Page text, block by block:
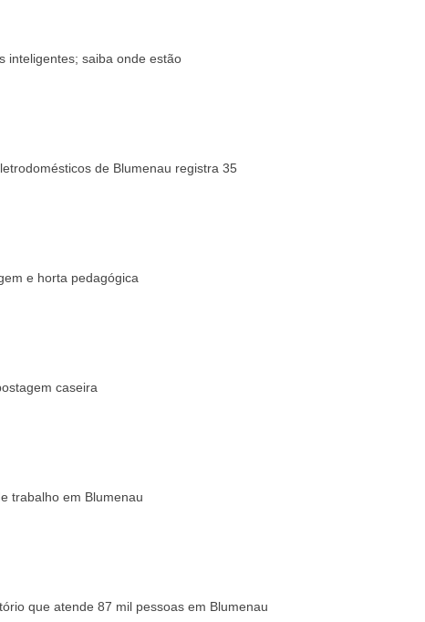
inteligentes; saiba onde estão
de Blumenau registra 35
e horta pedagógica
caseira
trabalho em Blumenau
que atende 87 mil pessoas em Blumenau